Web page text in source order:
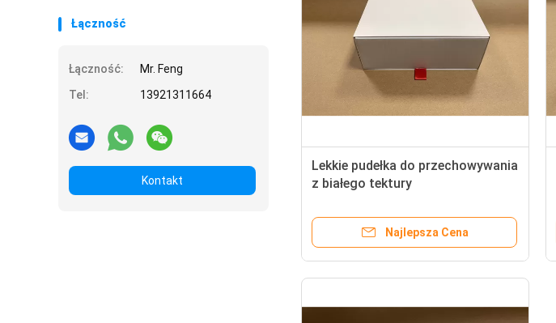
Łączność
Łączność:
Mr. Feng
Tel:
13921311664
Kontakt
Lekkie pudełka do przechowywania
z białego tektury
Najlepsza Cena